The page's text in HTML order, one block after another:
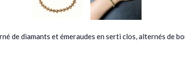
de diamants et émeraudes en serti clos, alternés de